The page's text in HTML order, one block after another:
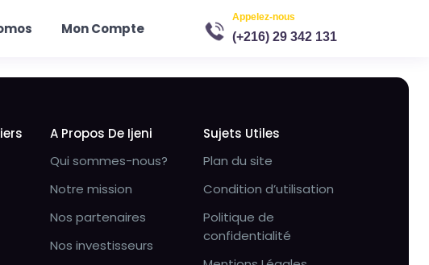
Mon Compte
Appelez-nous
(+216) 29 342 131
A Propos De Ijeni
Qui sommes-nous?
Notre mission
Nos partenaires
Nos investisseurs
Sujets Utiles
Plan du site
Condition d’utilisation
Politique de
confidentialité